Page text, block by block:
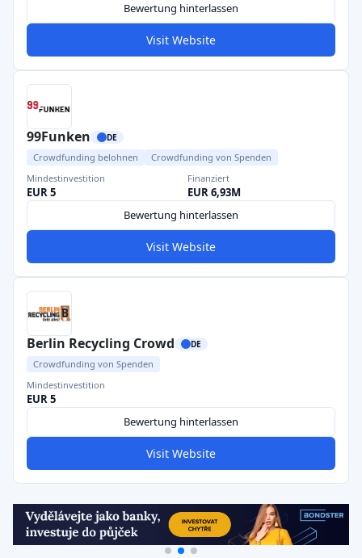
Bewertung hinterlassen
Visit Website
99Funken DE
Crowdfunding belohnen
Crowdfunding von Spenden
Mindestinvestition
EUR 5
Finanziert
EUR 6,93M
Bewertung hinterlassen
Visit Website
Berlin Recycling Crowd DE
Crowdfunding von Spenden
Mindestinvestition
EUR 5
Bewertung hinterlassen
Visit Website